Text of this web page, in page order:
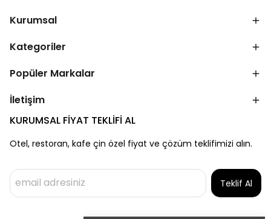
Kurumsal
Kategoriler
Popüler Markalar
İletişim
KURUMSAL FİYAT TEKLİFİ AL
Otel, restoran, kafe çin özel fiyat ve çözüm teklifimizi alın.
Teklif Al